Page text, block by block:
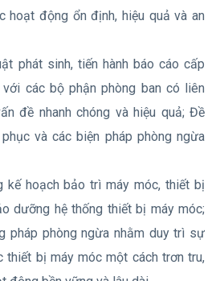
hoạt động ổn định, hiệu quả và an
phát sinh, tiến hành báo cáo cấp
các bộ phận phòng ban có liên
đề nhanh chóng và hiệu quả; Đề
và các biện pháp phòng ngừa
kế hoạch bảo trì máy móc, thiết bị
dưỡng hệ thống thiết bị máy móc;
pháp phòng ngừa nhằm duy trì sự
thiết bị máy móc một cách trơn tru,